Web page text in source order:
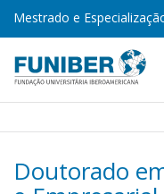
Pular
conteúdo
principal
Mestrado e
Mestrado
e
Navegación
Doutorado